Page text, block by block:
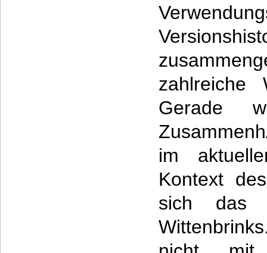
zahlreiche
Gerade
im
Kontext
sich das